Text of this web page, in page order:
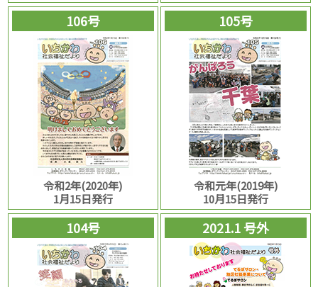
106号
令和2年(2020年)
1月15日発行
105号
令和元年(2019年)
10月15日発行
104号 2021.1 号外